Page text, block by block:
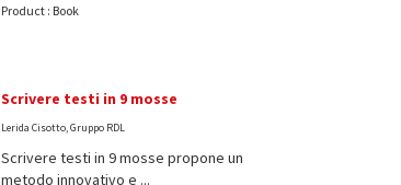
Product : Book
Scrivere testi in 9 mosse
Lerida Cisotto, Gruppo RDL
Scrivere testi in 9 mosse propone un
metodo innovativo e ...